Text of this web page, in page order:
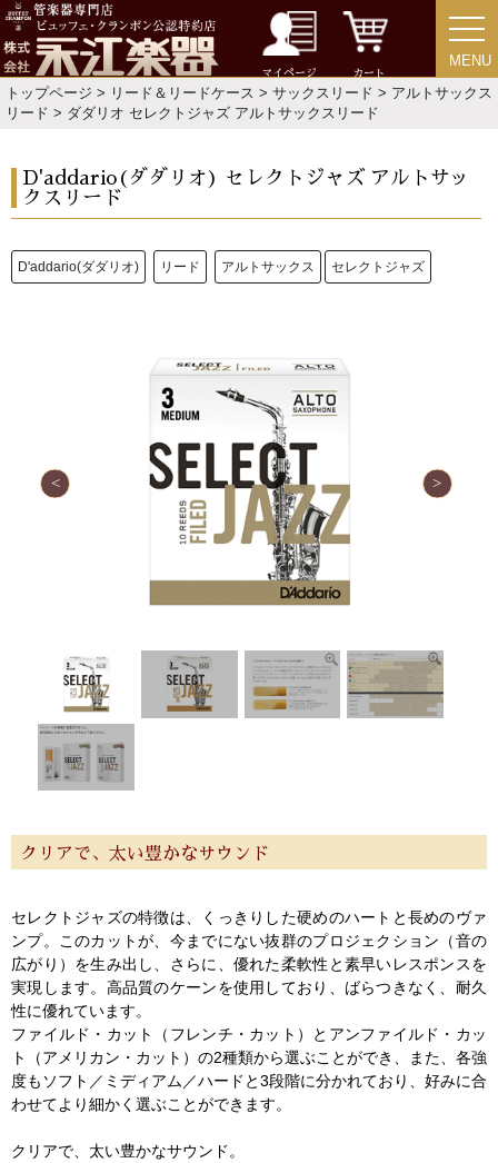
マイページ カート
MENU
MENU
トップページ > リード＆リードケース > サックスリード > アルトサックス
リード > ダダリオ セレクトジャズ アルトサックスリード
D'addario(ダダリオ) セレクトジャズ アルトサッ
クスリード
D'addario(ダダリオ) リード アルトサックス セレクトジャズ
クリアで、太い豊かなサウンド
セレクトジャズの特徴は、くっきりした硬めのハートと長めのヴァ
ンプ。このカットが、今までにない抜群のプロジェクション（音の
広がり）を生み出し、さらに、優れた柔軟性と素早いレスポンスを
実現します。高品質のケーンを使用しており、ばらつきなく、耐久
性に優れています。
ファイルド・カット（フレンチ・カット）とアンファイルド・カッ
ト（アメリカン・カット）の2種類から選ぶことができ、また、各強
度もソフト／ミディアム／ハードと3段階に分かれており、好みに合
わせてより細かく選ぶことができます。
クリアで、太い豊かなサウンド。
演奏会のお知らせ
サポート・保証
会社紹介
プライバシー・ポリシー